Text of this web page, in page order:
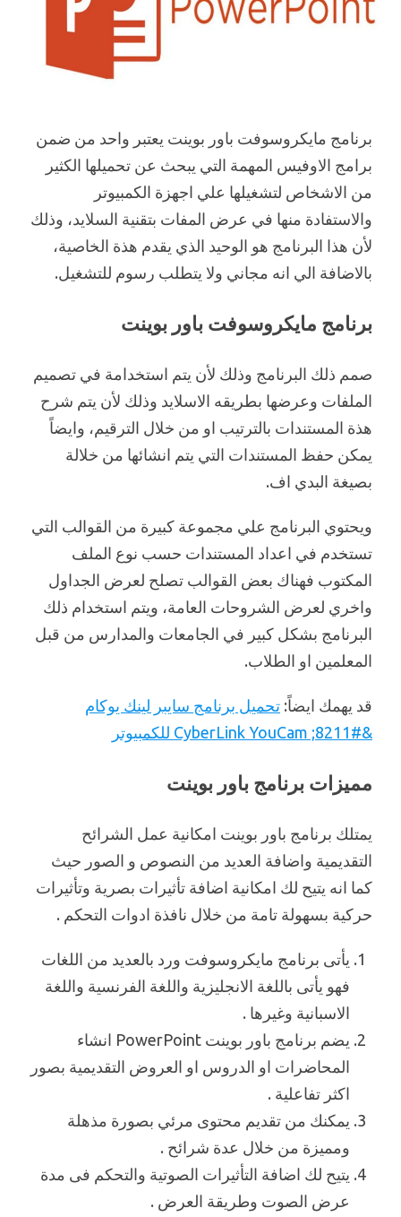
برنامج مايكروسوفت باور بوينت يعتبر واحد من ضمن
برامج الاوفيس المهمة التي يبحث عن تحميلها الكثير
من الاشخاص لتشغيلها علي اجهزة الكمبيوتر
والاستفادة منها في عرض المفات بتقنية السلايد، وذلك
لأن هذا البرنامج هو الوحيد الذي يقدم هذة الخاصية،
بالاضافة الي انه مجاني ولا يتطلب رسوم للتشغيل.
برنامج مايكروسوفت باور بوينت
صمم ذلك البرنامج وذلك لأن يتم استخدامة في تصميم
الملفات وعرضها بطريقه الاسلايد وذلك لأن يتم شرح
هذة المستندات بالترتيب او من خلال الترقيم، وايضاً
يمكن حفظ المستندات التي يتم انشائها من خلالة
بصيغة البدي اف.
ويحتوي البرنامج علي مجموعة كبيرة من القوالب التي
تستخدم في اعداد المستندات حسب نوع الملف
المكتوب فهناك بعض القوالب تصلح لعرض الجداول
واخري لعرض الشروحات العامة، ويتم استخدام ذلك
البرنامج بشكل كبير في الجامعات والمدارس من قبل
المعلمين او الطلاب.
قد يهمك ايضاً: تحميل برنامج سايبر لينك يوكام
&#8211; CyberLink YouCam للكمبيوتر
مميزات برنامج باور بوينت
يمتلك برنامج باور بوينت امكانية عمل الشرائح
التقديمية واضافة العديد من النصوص و الصور حيث
كما انه يتيح لك امكانية اضافة تأثيرات بصرية وتأثيرات
حركية بسهولة تامة من خلال نافذة ادوات التحكم .
يأتى برنامج مايكروسوفت ورد بالعديد من اللغات
فهو يأتى باللغة الانجليزية واللغة الفرنسية واللغة
الاسبانية وغيرها .
يضم برنامج باور بوينت PowerPoint انشاء
المحاضرات او الدروس او العروض التقديمية بصور
اكثر تفاعلية .
يمكنك من تقديم محتوى مرئي بصورة مذهلة
ومميزة من خلال عدة شرائح .
يتيح لك اضافة التأثيرات الصوتية والتحكم فى مدة
عرض الصوت وطريقة العرض .